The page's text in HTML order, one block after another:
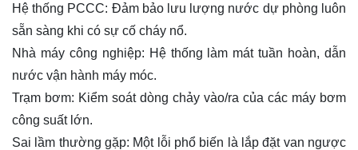
Hệ thống PCCC: Đảm bảo lưu lượng nước dự phòng luôn
sẵn sàng khi có sự cố cháy nổ.
Nhà máy công nghiệp: Hệ thống làm mát tuần hoàn, dẫn
nước vận hành máy móc.
Trạm bơm: Kiểm soát dòng chảy vào/ra của các máy bơm
công suất lớn.
Sai lầm thường gặp: Một lỗi phổ biến là lắp đặt van ngược